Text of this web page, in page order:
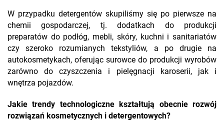
W przypadku detergentów skupiliśmy się po pierwsze na
chemii gospodarczej, tj. dodatkach do produkcji
preparatów do podłóg, mebli, skóry, kuchni i sanitariatów
czy szeroko rozumianych tekstyliów, a po drugie na
autokosmetykach, oferując surowce do produkcji wyrobów
zarówno do czyszczenia i pielęgnacji karoserii, jak i
wnętrza pojazdów.
Jakie trendy technologiczne kształtują obecnie rozwój
rozwiązań kosmetycznych i detergentowych?